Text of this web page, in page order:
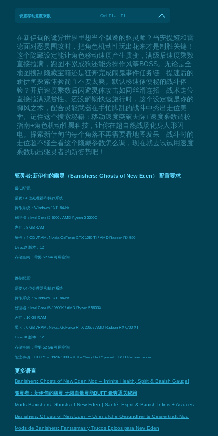
设置移动速度乘数 Ctrl+F1 - F1 +
在新伊甸的诡异世界里想当个飘逸的驱灵师？当安提娅和雷
德面对恶灵围攻时，把角色机动性玩出花来才是制胜关键！
这个隐藏设定能让角色移动速度产生质变，满级后速度乘数
直接拉满，跑图不累成狗还能秀操作风筝BOSS。无论是全
地图搜刮隐藏宝箱还是狂奔完成闹鬼事件任务链，提速后的
新伊甸探索体验简直不要太爽。默认移速像便秘的战斗体
验？开启速度乘数后闪避灵体攻击如同丝滑连招，战术走位
直接拉满观赏性。还没解锁快速旅行时，这个设定就是你的
御风之术，配合灵能武器在手忙脚乱的战斗中秀出走位美
学。记住这个搜索秘籍：移动速度突破天际+速度乘数调校
指南+角色机动性黑科技，让你在超自然战场化身人形闪
电。探索新伊甸的每个角落不再需要看地图发呆，战斗时的
走位骚不骚全看这个隐藏参数怎么调，现在就去试试用速度
乘数玩出驱灵者的新姿势吧！
驱灵者:新伊甸的幽灵（Banishers: Ghosts of New Eden） 配置要求
最低配置:
需要 64 位处理器和操作系统
操作系统：Windows 10/11 64-bit
处理器：Intel Core i3-8300 / AMD Ryzen 3 2200G
内存：8 GB RAM
显卡：4 GB VRAM, Nvidia GeForce GTX 1050 Ti / AMD Radeon RX 580
DirectX 版本：12
存储空间：需要 52 GB 可用空间
推荐配置:
需要 64 位处理器和操作系统
操作系统：Windows 10/11 64-bit
处理器：Intel Core i5-10600K / AMD Ryzen 5 5600X
内存：16 GB RAM
显卡：6 GB VRAM, Nvidia GeForce RTX 2060 / AMD Radeon RX 6700 XT
DirectX 版本：12
存储空间：需要 52 GB 可用空间
附注事项：60 FPS in 1920x1080 with the "Very High" preset + SSD Recommended
更多语言
Banishers: Ghosts of New Eden Mod – Infinite Health, Spirit & Banish Gauge!
驱灵者：新伊甸的幽灵 无限血量灵能BUFF 豪爽通关秘籍
Mods Banishers: Ghosts of New Eden | Santé, Esprit & Banish Infinis + Astuces
Banishers: Ghosts of New Eden – Unendliche Gesundheit & Geisterkraft Mod
Mods de Banishers: Fantasmas y Trucos Épicos para New Eden